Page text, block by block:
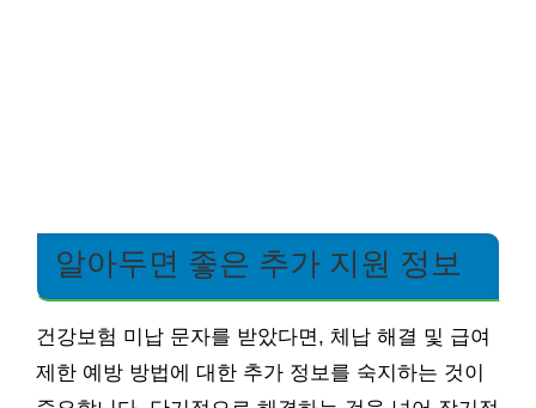
알아두면 좋은 추가 지원 정보
건강보험 미납 문자를 받았다면, 체납 해결 및 급여
제한 예방 방법에 대한 추가 정보를 숙지하는 것이